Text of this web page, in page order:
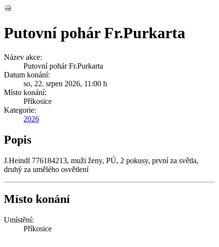
Putovní pohár Fr.Purkarta
Název akce:
Putovní pohár Fr.Purkarta
Datum konání:
so, 22. srpen 2026, 11:00 h
Místo konání:
Příkosice
Kategorie:
2026
Popis
J.Heindl 776184213, muži ženy, PÚ, 2 pokusy, první za světla,
druhý za umělého osvětlení
Místo konání
Umístění:
Příkosice